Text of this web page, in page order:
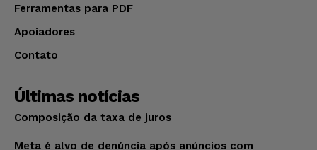
Ferramentas para PDF
Apoiadores
Contato
Últimas notícias
Composição da taxa de juros
Meta é alvo de denúncia após anúncios com